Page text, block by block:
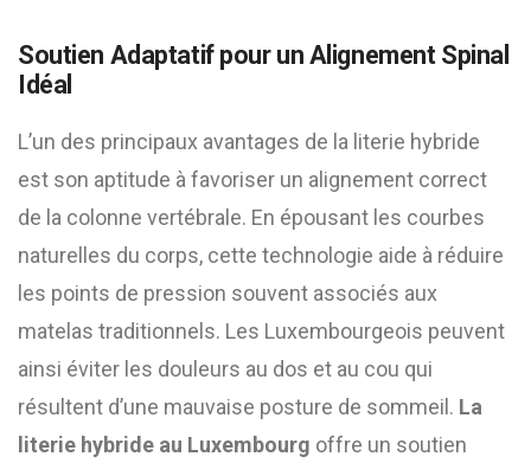
Soutien Adaptatif pour un Alignement Spinal
Idéal
L’un des principaux avantages de la literie hybride
est son aptitude à favoriser un alignement correct
de la colonne vertébrale. En épousant les courbes
naturelles du corps, cette technologie aide à réduire
les points de pression souvent associés aux
matelas traditionnels. Les Luxembourgeois peuvent
ainsi éviter les douleurs au dos et au cou qui
résultent d’une mauvaise posture de sommeil. La
literie hybride au Luxembourg offre un soutien